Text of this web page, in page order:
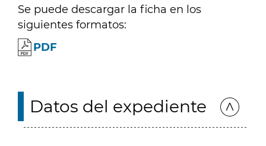
Se puede descargar la ficha en los
siguientes formatos:
PDF
Datos del expediente